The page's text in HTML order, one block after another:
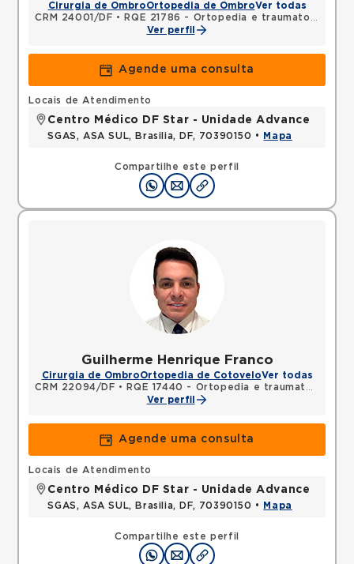
Cirurgia de OmbroOrtopedia de OmbroVer todas
CRM 24001/DF •
RQE 21786 - Ortopedia e traumatologia
Ver perfil
Agende uma consulta
Compartilhe este perfil
Locais de Atendimento
Centro Médico DF Star - Unidade Advance
SGAS, ASA SUL, Brasilia, DF, 70390150 • Mapa
Guilherme Henrique Franco
Cirurgia de OmbroOrtopedia de CotoveloVer todas
CRM 22094/DF •
RQE 17440 - Ortopedia e traumatologia
Ver perfil
Agende uma consulta
Compartilhe este perfil
Locais de Atendimento
Centro Médico DF Star - Unidade Advance
SGAS, ASA SUL, Brasilia, DF, 70390150 • Mapa